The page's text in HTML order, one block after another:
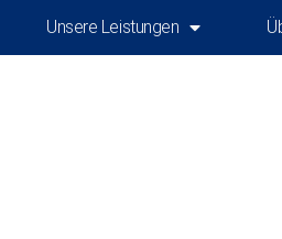
Unsere Leistungen